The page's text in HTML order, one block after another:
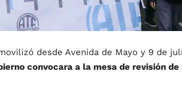
desde Avenida de Mayo y 9 de
convocara a la mesa de revisión